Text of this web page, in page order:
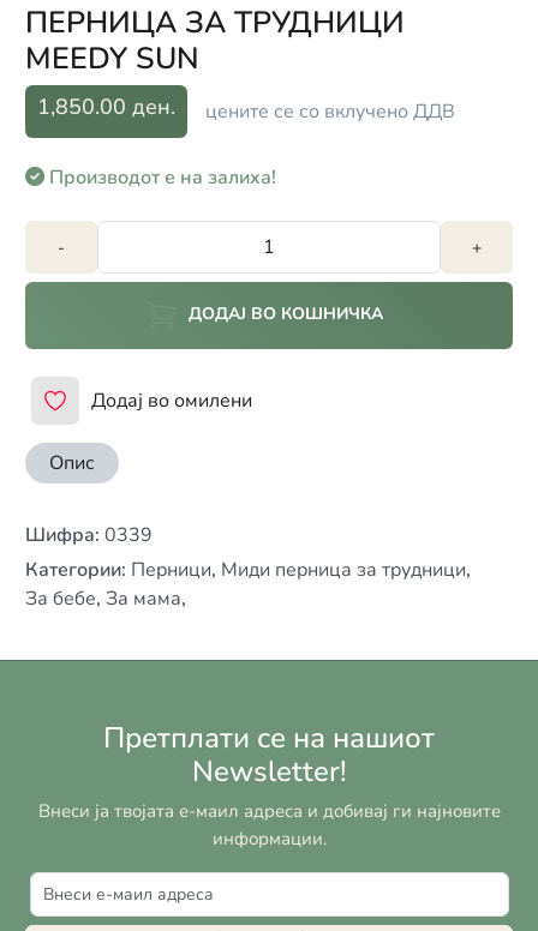
ПЕРНИЦА ЗА ТРУДНИЦИ
MEEDY SUN
1,850.00 ден. цените се со вклучено ДДВ
Производот е на залиха!
- +
ДОДАЈ ВО КОШНИЧКА
Додај во омилени
Опис
Шифра: 0339
Категории: Перници, Миди перница за трудници,
За бебе, За мама,
Претплати се на нашиот
Newsletter!
Внеси ја твојата е-маил адреса и добивај ги најновите
информации.